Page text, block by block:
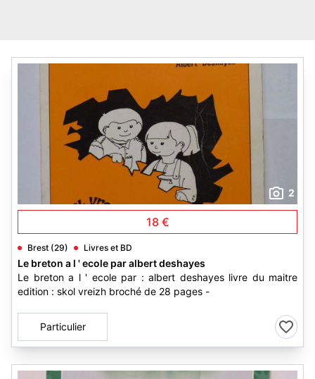
2
18 €
Brest (29) Livres et BD
Le breton a l ' ecole par albert deshayes
Le breton a l ' ecole par : albert deshayes livre du maitre
edition : skol vreizh broché de 28 pages -
Particulier